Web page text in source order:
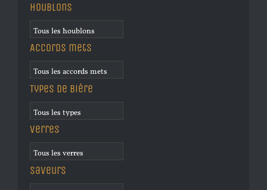
Houblons
Accords mets
Types de bière
Verres
Saveurs